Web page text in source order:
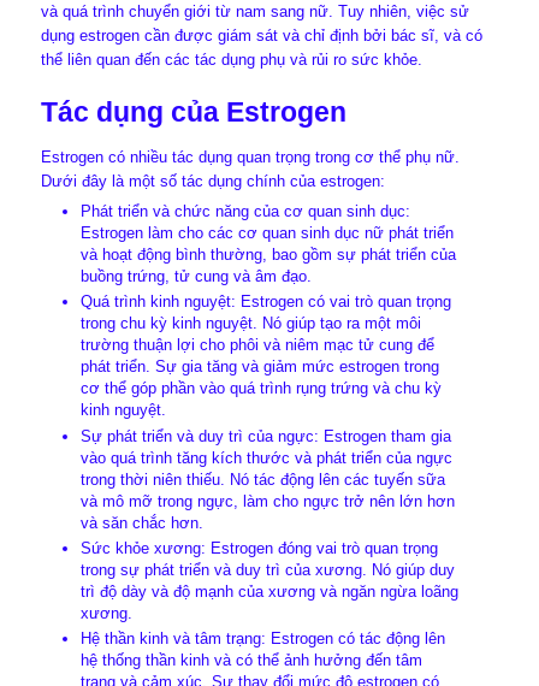
và quá trình chuyển giới từ nam sang nữ. Tuy nhiên, việc sử
dụng estrogen cần được giám sát và chỉ định bởi bác sĩ, và có
thể liên quan đến các tác dụng phụ và rủi ro sức khỏe.
Tác dụng của Estrogen
Estrogen có nhiều tác dụng quan trọng trong cơ thể phụ nữ.
Dưới đây là một số tác dụng chính của estrogen:
Phát triển và chức năng của cơ quan sinh dục:
Estrogen làm cho các cơ quan sinh dục nữ phát triển
và hoạt động bình thường, bao gồm sự phát triển của
buồng trứng, tử cung và âm đạo.
Quá trình kinh nguyệt: Estrogen có vai trò quan trọng
trong chu kỳ kinh nguyệt. Nó giúp tạo ra một môi
trường thuận lợi cho phôi và niêm mạc tử cung để
phát triển. Sự gia tăng và giảm mức estrogen trong
cơ thể góp phần vào quá trình rụng trứng và chu kỳ
kinh nguyệt.
Sự phát triển và duy trì của ngực: Estrogen tham gia
vào quá trình tăng kích thước và phát triển của ngực
trong thời niên thiếu. Nó tác động lên các tuyến sữa
và mô mỡ trong ngực, làm cho ngực trở nên lớn hơn
và săn chắc hơn.
Sức khỏe xương: Estrogen đóng vai trò quan trọng
trong sự phát triển và duy trì của xương. Nó giúp duy
trì độ dày và độ mạnh của xương và ngăn ngừa loãng
xương.
Hệ thần kinh và tâm trạng: Estrogen có tác động lên
hệ thống thần kinh và có thể ảnh hưởng đến tâm
trạng và cảm xúc. Sự thay đổi mức độ estrogen có